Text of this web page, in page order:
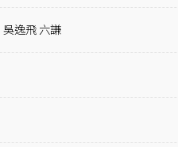
吳逸飛 六謙